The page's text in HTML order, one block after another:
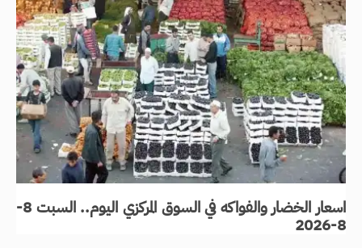
اسعار الخضار والفواكه في السوق المركزي اليوم.. السبت 8-
8-2026